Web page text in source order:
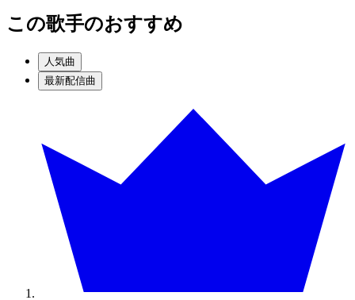
この歌手のおすすめ
人気曲
最新配信曲